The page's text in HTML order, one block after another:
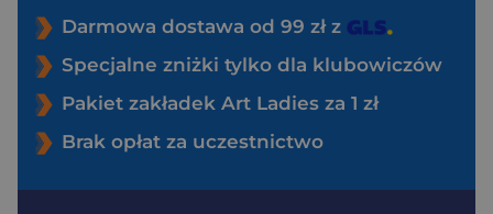
Darmowa dostawa od 99 zł z
Specjalne zniżki tylko dla klubowiczów
Pakiet zakładek Art Ladies za 1 zł
Brak opłat za uczestnictwo